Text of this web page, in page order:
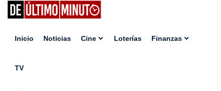
Inicio Noticias Cine Loterías Finanzas
TV